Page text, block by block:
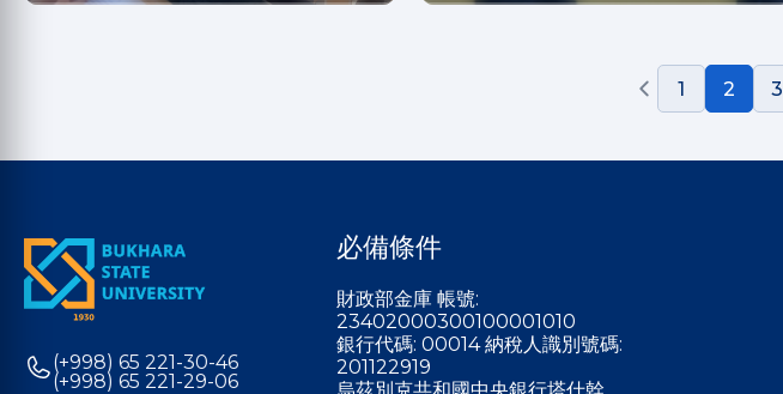
1 2 3
(+998) 65 221-30-46
(+998) 65 221-29-06
必備條件
財政部金庫 帳號:
23402000300100001010
銀行代碼: 00014 納稅人識別號碼:
201122919